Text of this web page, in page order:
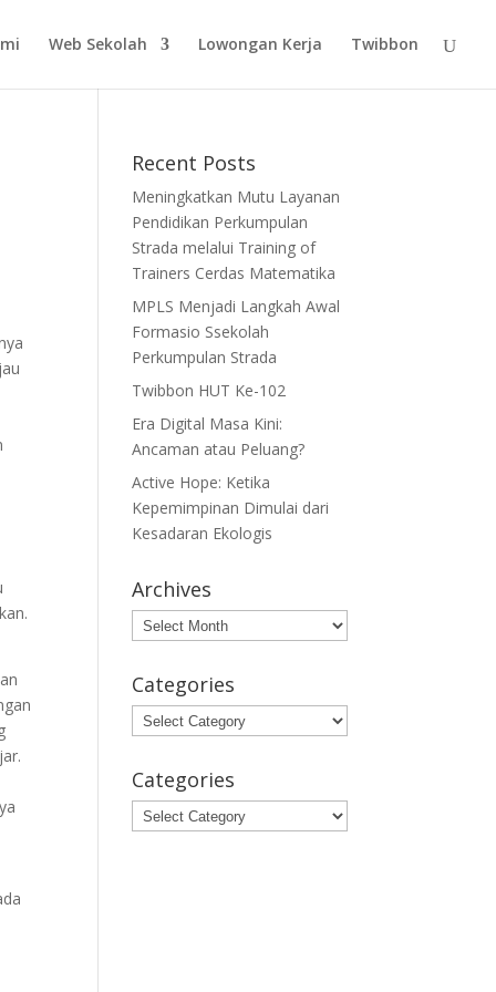
Web Sekolah Lowongan Kerja Twibbon
Recent Posts
Meningkatkan Mutu Layanan
Pendidikan Perkumpulan
Strada melalui Training of
Trainers Cerdas Matematika
MPLS Menjadi Langkah Awal
Formasio Ssekolah
Perkumpulan Strada
Twibbon HUT Ke-102
Era Digital Masa Kini:
Ancaman atau Peluang?
Active Hope: Ketika
Kepemimpinan Dimulai dari
Kesadaran Ekologis
Archives
Archives
Categories
Categories
Categories
Categories